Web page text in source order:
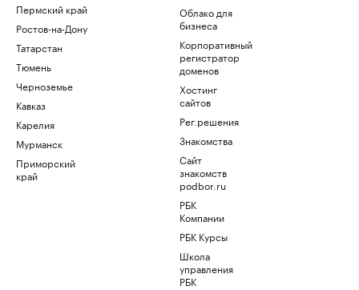
Пермский край
Ростов-на-Дону
Татарстан
Тюмень
Черноземье
Кавказ
Карелия
Мурманск
Приморский
край
Облако для
бизнеса
Корпоративный
регистратор
доменов
Хостинг
сайтов
Рег.решения
Знакомства
Сайт
знакомств
podbor.ru
РБК
Компании
РБК Курсы
Школа
управления
РБК